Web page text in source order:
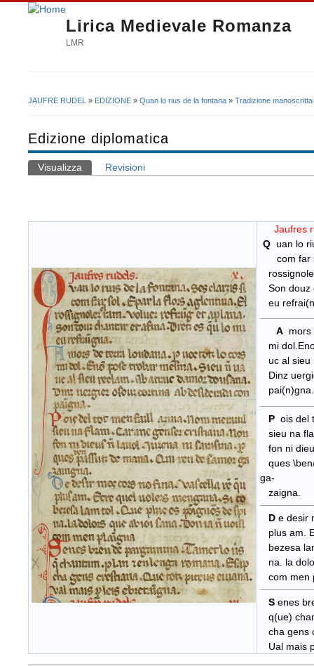
Lirica Medievale Romanza
LMR
JAUFRE RUDEL » EDIZIONE » Quan lo rius de la fontana » Tradizione manoscritta
Edizione diplomatica
Schede primarie
Visualizza (scheda attiva)
Revisioni
Q uan lo
com far
Son douz
eu
A mors
mi
uc al sieu
Dinz
pai(n)gna.
P ois del
sieu na
fon ni
ques
ga-
zaigna.
D e desir
plus am.
bezesa
na. la
com men
S enes
q(ue)
cha gens
Ual mais